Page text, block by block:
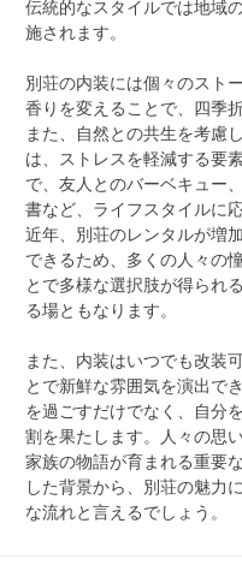
伝統的なスタイルでは地域
施されます。
別荘の内装には個々のスト
香りを変えることで、四季
また、自然との共生を考慮
は、ストレスを軽減する要
で、友人とのバーベキュー
書など、ライフスタイルに
近年、別荘のレンタルが増
できるため、多くの人々の
とで多様な選択肢が得られ
る場ともなります。
また、内装はいつでも改装
とで新鮮な雰囲気を演出で
を過ごすだけでなく、自分
割を果たします。人々の思
家族の物語が育まれる重要
した背景から、別荘の魅力
な流れと言えるでしょう。